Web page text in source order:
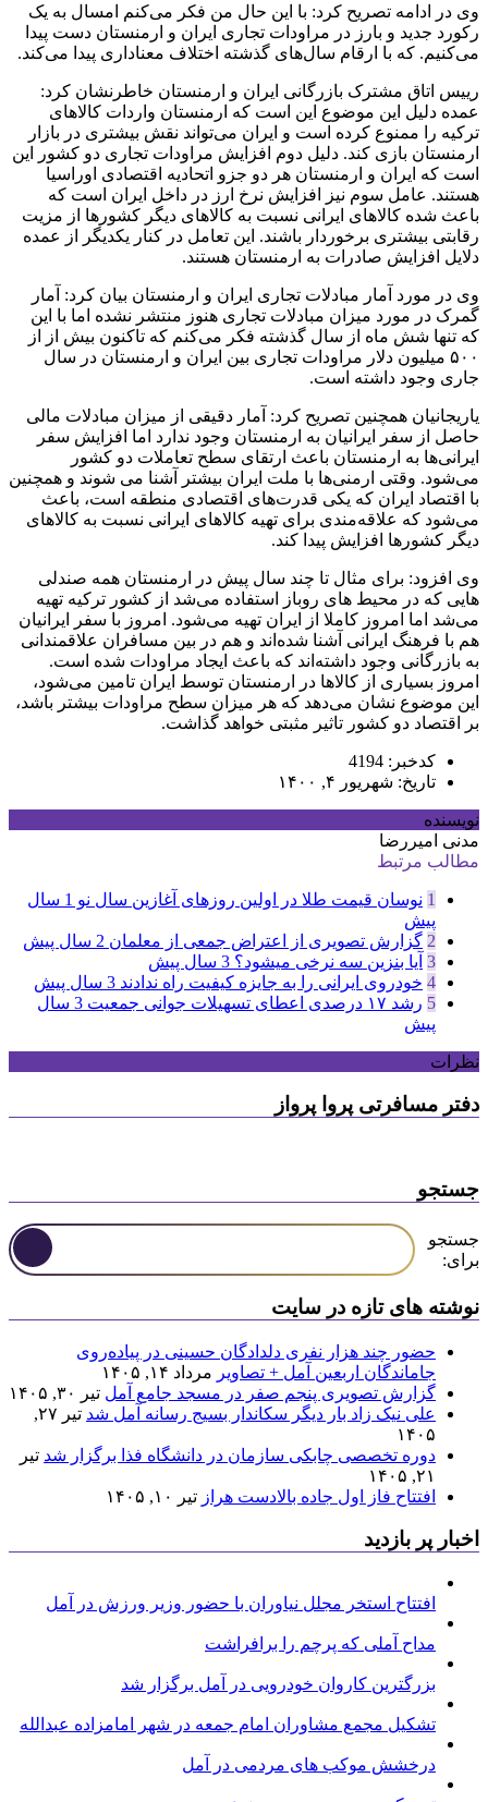
وی در ادامه تصریح کرد: با این حال من فکر می‌کنم امسال به یک
رکورد جدید و بارز در مراودات تجاری ایران و ارمنستان دست پیدا
می‌کنیم. که با ارقام سال‌های گذشته اختلاف معناداری پیدا می‌کند.
رییس اتاق مشترک بازرگانی ایران و ارمنستان خاطرنشان کرد:
عمده دلیل این موضوع این است که ارمنستان واردات کالاهای
ترکیه را ممنوع کرده است و ایران می‌تواند نقش بیشتری در بازار
ارمنستان بازی کند. دلیل دوم افزایش مراودات تجاری دو کشور این
است که ایران و ارمنستان هر دو جزو اتحادیه اقتصادی اوراسیا
هستند. عامل سوم نیز افزایش نرخ ارز در داخل ایران است که
باعث شده کالاهای ایرانی نسبت به کالاهای دیگر کشورها از مزیت
رقابتی بیشتری برخوردار باشند. این تعامل در کنار یکدیگر از عمده
دلایل افزایش صادرات به ارمنستان هستند.
وی در مورد آمار مبادلات تجاری ایران و ارمنستان بیان کرد: آمار
گمرک در مورد میزان مبادلات تجاری هنوز منتشر نشده اما با این
که تنها شش ماه از سال گذشته فکر می‌کنم که تاکنون بیش از از
۵۰۰ میلیون دلار مراودات تجاری بین ایران و ارمنستان در سال
جاری وجود داشته است.
یاریجانیان همچنین تصریح کرد: آمار دقیقی از میزان مبادلات مالی
حاصل از سفر ایرانیان به ارمنستان وجود ندارد اما افزایش سفر
ایرانی‌ها به ارمنستان باعث ارتقای سطح تعاملات دو کشور
می‌شود. وقتی ارمنی‌ها با ملت ایران بیشتر آشنا می ‌شوند و همچنین
با اقتصاد ایران که یکی قدرت‌های اقتصادی منطقه است، باعث
می‌شود که علاقه‌مندی برای تهیه کالاهای ایرانی نسبت به کالاهای
دیگر کشورها افزایش پیدا کند.
وی افزود: برای مثال تا چند سال پیش در ارمنستان همه صندلی‌
هایی که در محیط های روباز استفاده می‌شد از کشور ترکیه تهیه
می‌شد اما امروز کاملا از ایران تهیه می‌شود. امروز با سفر ایرانیان
هم با فرهنگ ایرانی آشنا شده‌اند و هم در بین مسافران علاقمندانی
به بازرگانی وجود داشته‌اند که باعث ایجاد مراودات شده‌ است.
امروز بسیاری از کالاها در ارمنستان توسط ایران تامین می‌شود،
این موضوع نشان می‌دهد که هر میزان سطح مراودات بیشتر باشد،
بر اقتصاد دو کشور تاثیر مثبتی خواهد گذاشت.
کدخبر: 4194
تاریخ: شهریور ۴, ۱۴۰۰
نویسنده
مدنی امیررضا
مطالب مرتبط
1 نوسان قیمت طلا در اولین روزهای آغازین سال نو
1 سال
پیش
2 گزارش تصویری از اعتراض جمعی از معلمان 2 سال پیش
3 آیا بنزین سه نرخی میشود؟ 3 سال پیش
4 خودروی ایرانی را به جایزه کیفیت راه ندادند 3 سال پیش
5 رشد ۱۷ درصدی اعطای تسهیلات جوانی جمعیت
3 سال
پیش
نظرات
دفتر مسافرتی پروا پرواز
جستجو
جستجو
برای:
نوشته های تازه در سایت
حضور چند هزار نفری دلدادگان حسینی در پیاده‌روی
جاماندگان اربعین آمل + تصاویر مرداد ۱۴, ۱۴۰۵
گزارش تصویری پنجم صفر در مسجد جامع آمل تیر ۳۰, ۱۴۰۵
علی نیک زاد بار دیگر سکاندار بسیج رسانه آمل شد
تیر ۲۷,
۱۴۰۵
دوره تخصصی چابکی سازمان در دانشگاه فذا برگزار شد تیر
۲۱, ۱۴۰۵
افتتاح فاز اول جاده بالادست هراز تیر ۱۰, ۱۴۰۵
اخبار پر بازدید
افتتاح استخر مجلل نیاوران با حضور وزیر ورزش در آمل
مداح آملی که پرچم را برافراشت
بزرگترین کاروان خودرویی در آمل برگزار شد
تشکیل مجمع مشاوران امام جمعه در شهر امامزاده عبدالله
درخشش موکب های مردمی در آمل